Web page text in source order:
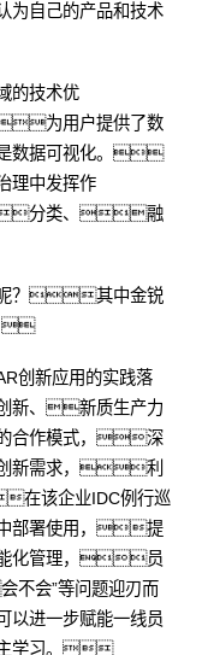
为自己的产品和技术
的技术优
为用户提供了数
数据可视化。
理中发挥作
分类、融
呢？其中金锐

创新应用的实践落
新、新质生产力
合作模式，深
创新需求，利
在该企业IDC例行巡
部署使用，提
能化管理，员
会”等问题迎刃而
进一步赋能一线员
学习。